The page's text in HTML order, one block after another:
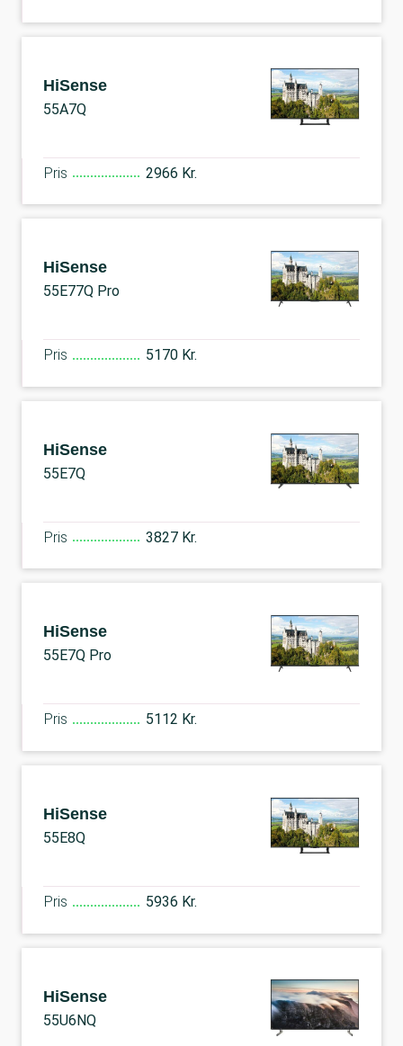
HiSense
55A7Q
Pris 2966 Kr.
HiSense
55E77Q Pro
Pris 5170 Kr.
HiSense
55E7Q
Pris 3827 Kr.
HiSense
55E7Q Pro
Pris 5112 Kr.
HiSense
55E8Q
Pris 5936 Kr.
HiSense
55U6NQ